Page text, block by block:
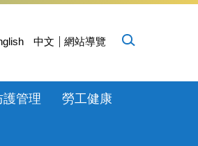
中文 網站導覽
護管理 勞工健康